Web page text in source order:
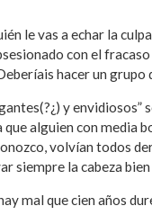
le vas a echar la
con el
hacer un grupo
y envidiosos”
alguien con media
volvían todos
siempre la cabeza
mal que cien años